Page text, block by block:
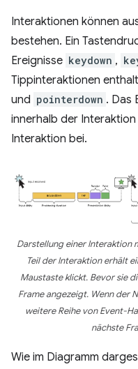
Interaktionen können
bestehen. Ein
Ereignisse keydown ,
Tippinteraktionen
und pointerdown . Das
innerhalb der
Interaktion bei.
Darstellung einer Interaktion
Teil der Interaktion erhält
Maustaste klickt. Bevor sie
Frame angezeigt. Wenn der
weitere Reihe von Event-
nächste
Wie im Diagramm